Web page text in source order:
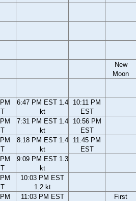
New
Moon
6:47 PM EST 1.4
kt
10:11 PM
EST
7:31 PM EST 1.4
kt
10:56 PM
EST
8:18 PM EST 1.4
kt
11:45 PM
EST
9:09 PM EST 1.3
kt
10:03 PM EST
1.2 kt
11:03 PM EST
First